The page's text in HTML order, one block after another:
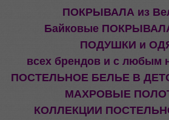
ПОКРЫВАЛА из
Байковые
ПОДУШКИ и
всех брендов и с любым
ПОСТЕЛЬНОЕ БЕЛЬЕ В
МАХРОВЫЕ
КОЛЛЕКЦИИ